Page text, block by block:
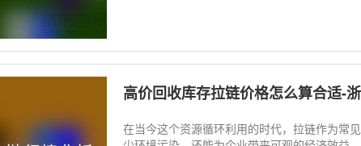
高价回收库存拉链价格怎么算合适-
在当今这个资源循环利用的时代，拉链作为常